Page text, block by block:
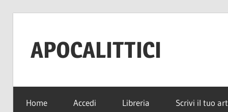
contenuto
APOCALITTICI
per
sopravvivere
Home Accedi Libreria Scrivi il tuo